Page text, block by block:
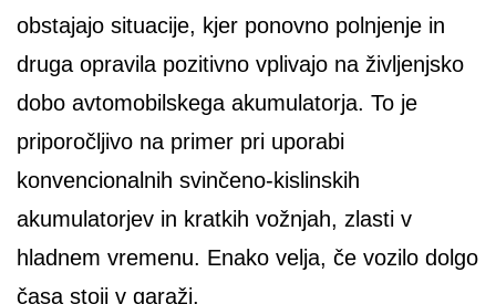
obstajajo situacije, kjer ponovno polnjenje in
druga opravila pozitivno vplivajo na življenjsko
dobo avtomobilskega akumulatorja. To je
priporočljivo na primer pri uporabi
konvencionalnih svinčeno-kislinskih
akumulatorjev in kratkih vožnjah, zlasti v
hladnem vremenu. Enako velja, če vozilo dolgo
časa stoji v garaži.